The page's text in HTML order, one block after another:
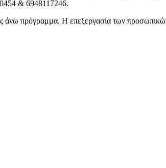
& 6948117246.
πρόγραμμα. Η επεξεργασία των